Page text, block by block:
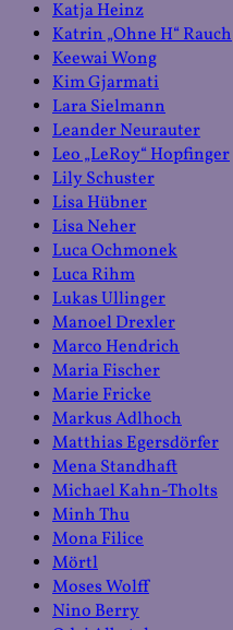
Katja Heinz
Katrin „Ohne H“ Rauch
Keewai Wong
Kim Gjarmati
Lara Sielmann
Leander Neurauter
Leo „LeRoy“ Hopfinger
Lily Schuster
Lisa Hübner
Lisa Neher
Luca Ochmonek
Luca Rihm
Lukas Ullinger
Manoel Drexler
Marco Hendrich
Maria Fischer
Marie Fricke
Markus Adlhoch
Matthias Egersdörfer
Mena Standhaft
Michael Kahn-Tholts
Minh Thu
Mona Filice
Mörtl
Moses Wolff
Nino Berry